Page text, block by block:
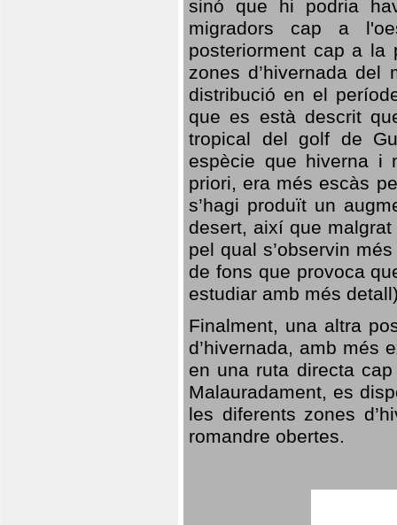
sinó que hi podria
migradors cap a
posteriorment cap a la
zones d’hivernada
distribució en el
que es està descrit
tropical del golf de
espècie que hiverna i
priori, era més escàs
s’hagi produït un
desert, així que
pel qual s’observin
de fons que provoca
estudiar amb més
Finalment, una altra
d’hivernada, amb més
en una ruta directa
Malauradament, es
les diferents zones
romandre obertes.